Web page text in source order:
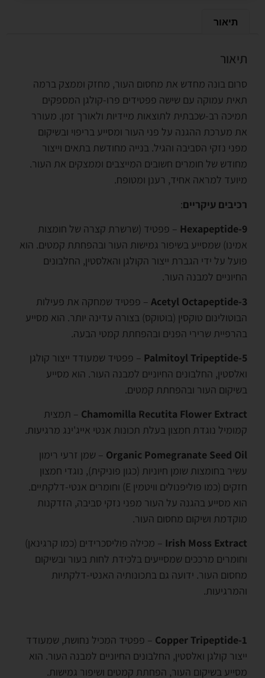
תיאור
תיאור
סרום בונה מחדש את מחסום העור, מחזק וממצק ברמה
תאית עמוקה עם שישה פפטידים פרו-קולגן המספקים
תמיכה רב-שכבתית לתוצאות מיידיות ולאורך זמן. מעורר
את מערכת ההגנה על פני העור ומסייע בריפוי ובשיקום
מפני נזקי הסביבה והגיל. בנייה מחודשת בתאים וייצור
מחודש של חומרים חשובים המייצבים וממצקים את העור.
מיועד למראה אחיד, רענן ומטופח.
רכיבים עיקריים:
Hexapeptide-9 – פפטיד (שרשרת קצרה של חומצות
אמינו) שמסייע בשיפור גמישות העור ובהפחתת קמטים. הוא
פועל על ידי הגברת ייצור הקולגן והאלסטין, החלבונים
החיוניים למבנה העור.
Acetyl Octapeptide-3 – פפטיד שמחקה את פעילות
הבוטולינום טוקסין (בוטוקס) בצורה עדינה יותר. הוא מסייע
בהרפיית שרירי הפנים ובהפחתת קמטי הבעה.
Palmitoyl Tripeptide-5 – פפטיד שמעודד ייצור קולגן
ואלסטין, החלבונים החיוניים למבנה העור. הוא מסייע
בשיקום העור ובהפחתת קמטים.
Chamomilla Recutita Flower Extract – תמצית
קמומיל נוגדת חמצון בעלת תכונות אנטי אייג'ינג מרגיעות.
Organic Pomegranate Seed Oil – שמן זרעי רימון
עשיר בחומצות שומן חיוניות (כגון פוניקית), נוגדי חמצון
חזקים (כמו פוליפנולים וויטמין E) וחומרים אנטי-דלקתיים.
הוא מסייע בהגנה על העור מפני נזקי סביבה, הזדקנות
מוקדמת ושיקום מחסום העור.
Irish Moss Extract – מכילה פוליסכרידים (כמו קרגינאן)
וחומרים מרככים שמסייעים בלכידת לחות בעור ובשיקום
מחסום העור. ידועה גם בתכונותיה האנטי-דלקתיות
והמרגיעות.
Copper Tripeptide-1 – פפטיד המכיל נחושת, שמעודד
ייצור קולגן ואלסטין, החלבונים החיוניים למבנה העור. הוא
מסייע בשיקום העור, הפחתת קמטים ושיפור גמישות.